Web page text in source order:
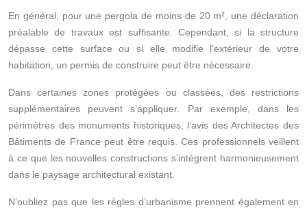
En général, pour une pergola de moins de 20 m², une déclaration
préalable de travaux est suffisante. Cependant, si la structure
dépasse cette surface ou si elle modifie l’extérieur de votre
habitation, un permis de construire peut être nécessaire.
Dans certaines zones protégées ou classées, des restrictions
supplémentaires peuvent s’appliquer. Par exemple, dans les
périmètres des monuments historiques, l’avis des Architectes des
Bâtiments de France peut être requis. Ces professionnels veillent
à ce que les nouvelles constructions s’intègrent harmonieusement
dans le paysage architectural existant.
N’oubliez pas que les règles d’urbanisme prennent également en